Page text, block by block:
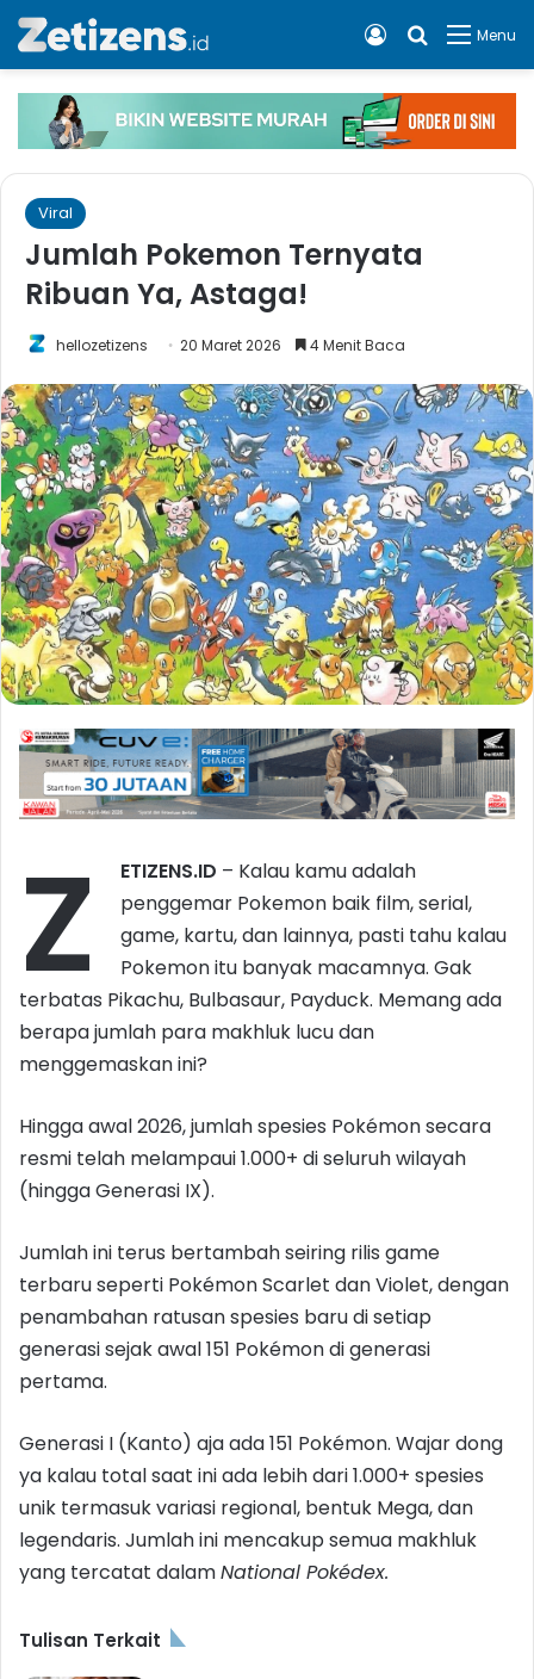
Menu
Cari apa,
Log In
Viral
Jumlah Pokemon Ternyata
Ribuan Ya, Astaga!
hellozetizens 20 Maret 2026 4 Menit Baca
Z ETIZENS.ID – Kalau kamu adalah
penggemar Pokemon baik film, serial,
game, kartu, dan lainnya, pasti tahu kalau
Pokemon itu banyak macamnya. Gak
terbatas Pikachu, Bulbasaur, Payduck. Memang ada
berapa jumlah para makhluk lucu dan
menggemaskan ini?
Hingga awal 2026, jumlah spesies Pokémon secara
resmi telah melampaui 1.000+ di seluruh wilayah
(hingga Generasi IX).
Jumlah ini terus bertambah seiring rilis game
terbaru seperti Pokémon Scarlet dan Violet, dengan
penambahan ratusan spesies baru di setiap
generasi sejak awal 151 Pokémon di generasi
pertama.
Generasi I (Kanto) aja ada 151 Pokémon. Wajar dong
ya kalau total saat ini ada lebih dari 1.000+ spesies
unik termasuk variasi regional, bentuk Mega, dan
legendaris. Jumlah ini mencakup semua makhluk
yang tercatat dalamNational Pokédex.
Tulisan Terkait